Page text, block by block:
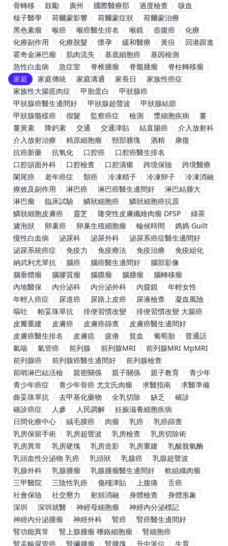
骨轉移
鼓勵 廣州 國際醫療部 過度檢查
咳血
核子醫學
荷爾蒙影響 荷爾蒙症狀
荷爾蒙治療
黑色素瘤
喉癌 喉癌醫生排名 喉鏡 壺腹癌
化療
化療副作用
化療脫髮 懷孕 緩和醫療 黃疸
回港跟進
霍奇金淋巴瘤
肌肉流失 基底細胞癌
基因檢測
急性白血病
急症室 脊椎腫瘤 脊髓腫瘤
脊柱轉移瘤
家庭
家庭傳統 家庭溝通 家長日
家族性癌症
家族性大腸瘜肉症
甲胎蛋白
甲狀腺癌
甲狀腺癌醫生邊間好
甲狀腺超聲波
甲狀腺結節
甲狀腺髓樣癌
假髮 監察癌症 檢測 漿細胞疾病
薑
薑黃素
降鈣素 交通 交通津貼 結直腸癌
介入放射科
介入放射治療
精原細胞瘤 頸部腫塊 酒精
康復
抗癌新藥
抗氧化 口腔癌
口腔癌醫生排名
口腔頜面外科
口腔檢查 口腔潰瘍 跨境保險
跨境醫療
闌尾癌
老年癌症 類癌 冷凍精子 冷凍卵子
冷凍消融
療效及副作用
淋巴癌 淋巴癌醫生邊間好
淋巴結腫大
淋巴瘤
臨床試驗 鱗狀細胞癌
鱗狀細胞癌抗原
鱗狀細胞皮膚癌
靈芝 隆突性皮膚纖維肉瘤 DFSP
綠茶
濾泡狀
卵巢癌 卵巢生殖細胞瘤 輪候時間
媽媽 Guilt
慢性白血病
泌尿科 泌尿外科
泌尿系癌症醫生邊間好
泌尿系統癌症
免疫力 免疫療法 免疫治療
免疫組化
納武利尤單抗
腦癌 腦癌醫生邊間好
腦部影像
腦垂體瘤
腦膠質瘤 腦膜瘤 腦腫瘤
腦轉移瘤
內地醫保
內分泌科 內分泌外科 內窺鏡
年輕女性
年輕人癌症
尿道癌 尿路上皮癌 尿液檢查
凝血風險
嘔吐
帕妥珠單抗 排便習慣改變
排便習慣改變 大腸癌
皮瓣重建
皮膚癌 皮膚癌篩查
皮膚癌醫生邊間好
皮膚癌醫生排名
皮膚痣 疲倦 貧血 葡萄胎
普通話
氣喘
氣管癌 前列腺 前列腺MRI
前列腺MRI MpMRI
前列腺癌
前列腺癌醫生邊間好
前列腺檢查
前哨淋巴結活檢
親密關係 親子關係 親子教育
青少年
青少年癌症
青少年骨癌 尤文氏肉瘤 求醫指南
求醫準備
曲妥珠單抗
去甲基化藥物 全乳切除 缺乏
確診
確診癌症
人參 人民調解
妊娠滋養細胞疾病
日間化療中心
絨毛膜癌 肉瘤 乳癌
乳癌篩查
乳房保留手術
乳房超聲波 乳房檢查
乳房切除術
乳房異常
乳房硬塊 乳房造影 乳房重建
乳酸脫氫酶
乳頭血性分泌物 乳癌
乳頭狀 乳腺癌
乳腺超聲波
乳腺外科
乳腺腫瘤 乳腺腫瘤醫生邊間好
軟組織肉瘤
三甲醫院
三陰性乳癌 傷殘津貼 上腹痛
舌癌
社會保險
社交壓力 射頻消融 身體檢查
身體形象
深圳
深圳就醫 神經母細胞瘤
神經內分泌標記
神經內分泌腫瘤
神經外科 腎癌
腎癌醫生邊間好
腎功能異常
腎上腺腫瘤 嗜鉻細胞瘤
腎細胞癌
腎盂輸尿管癌
腎臟腫瘤 腎腫塊 升中派位 生育